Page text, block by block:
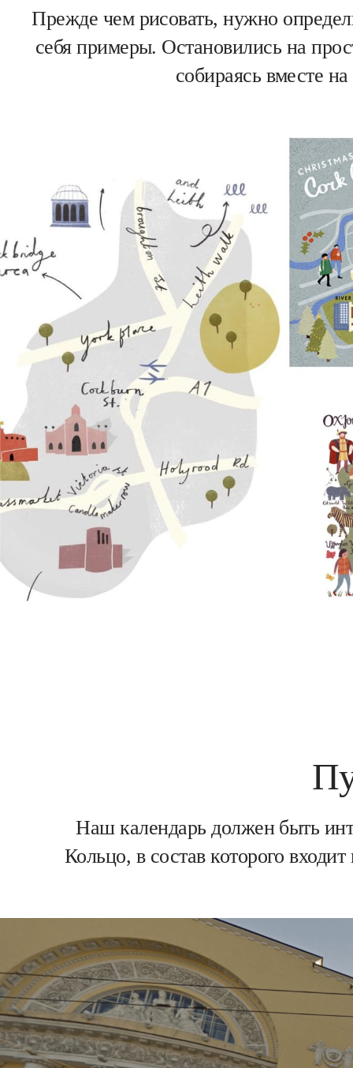
Прежде чем рисовать, нужно
себя примеры. Остановились на
собираясь вместе
Наш календарь должен быть
Кольцо, в состав которого